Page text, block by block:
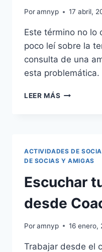
Poramnyp 17 abril,
Este término no lo
poco leí sobre la
consulta de una
esta problemática.
LEER MÁS GHOSTING
ACTIVIDADES DE
DE SOCIAS Y AMIGAS
Escuchar
desde
Poramnyp 16 enero,
Trabajar desde el